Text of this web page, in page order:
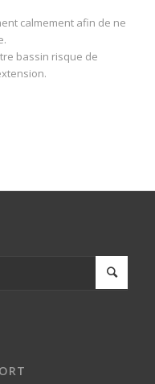
calmement afin de ne
bassin risque de